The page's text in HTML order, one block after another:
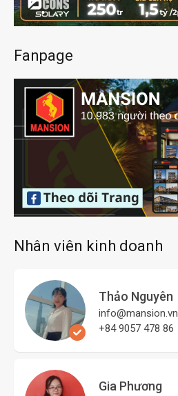
Fanpage
Nhân viên kinh doanh
Thảo Nguyên
info@mansion.vn
+84 9057 478 86
Gia Phương